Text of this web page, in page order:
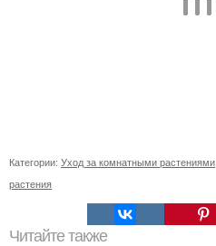
Категории: Уход за комнатными растениями
растения
Читайте также